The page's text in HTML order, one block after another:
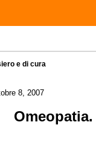
e di cura
8, 2007